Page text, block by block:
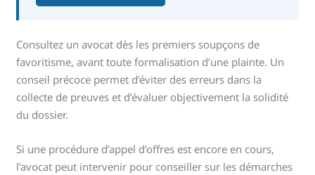
Consultez un avocat dès les premiers soupçons de
favoritisme, avant toute formalisation d’une plainte. Un
conseil précoce permet d’éviter des erreurs dans la
collecte de preuves et d’évaluer objectivement la solidité
du dossier.
Si une procédure d’appel d’offres est encore en cours,
l’avocat peut intervenir pour conseiller sur les démarches